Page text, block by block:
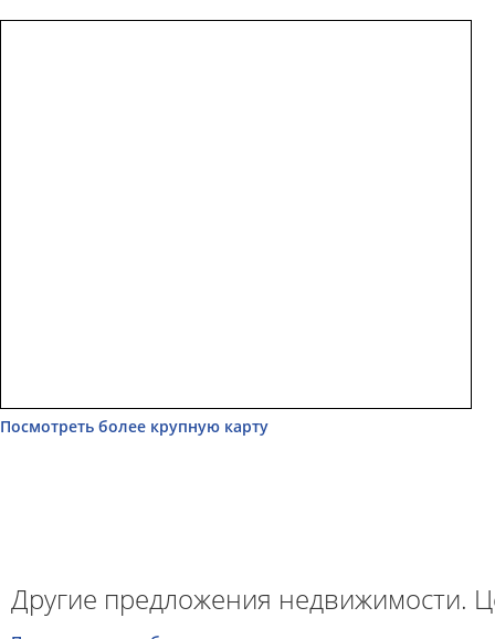
Посмотреть более крупную карту
Другие предложения недвижимости.